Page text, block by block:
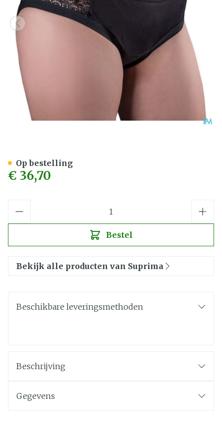
€ 36,70
Bestel
Op bestelling
Bekijk alle producten van Suprima
Beschikbare leveringsmethoden
Beschrijving
Gegevens